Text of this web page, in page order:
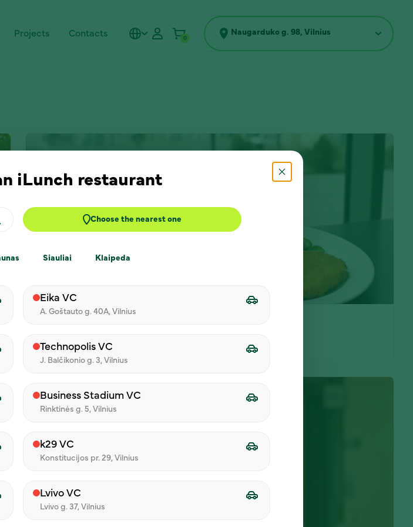
Projects Contacts 0
Naugarduko g. 98, Vilnius
2025-04-18
iLunch restaurant
Choose the nearest one
Siauliai Klaipeda
Eika VC
A. Goštauto g. 40A, Vilnius
Technopolis VC
J. Balčikonio g. 3, Vilnius
Business Stadium VC
Rinktinės g. 5, Vilnius
k29 VC
Konstitucijos pr. 29, Vilnius
Lvivo VC
Lvivo g. 37, Vilnius